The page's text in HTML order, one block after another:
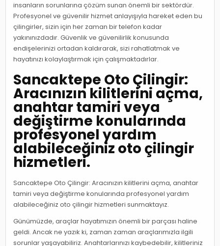
insanların sorunlarına çözüm sunan önemli bir sektördür.
Profesyonel ve güvenilir hizmet anlayışıyla hareket eden bu
çilingirler, sizin için her zaman bir telefon kadar
yakınınızdadır. Güvenlik ve güvenilirlik konusunda
endişelerinizi ortadan kaldırarak, sizi rahatlatmak ve
hayatınızı kolaylaştırmak için çalışmaktadırlar.
Sancaktepe Oto Çilingir:
Aracınızın kilitlerini açma,
anahtar tamiri veya
değiştirme konularında
profesyonel yardım
alabileceğiniz oto çilingir
hizmetleri.
Sancaktepe Oto Çilingir: Aracınızın kilitlerini açma, anahtar
tamiri veya değiştirme konularında profesyonel yardım
alabileceğiniz oto çilingir hizmetleri sunmaktayız.
Günümüzde, araçlar hayatımızın önemli bir parçası haline
geldi. Ancak ne yazık ki, zaman zaman araçlarımızla ilgili
sorunlar yaşayabiliriz. Anahtarlarınızı kaybedebilir, kilitleriniz